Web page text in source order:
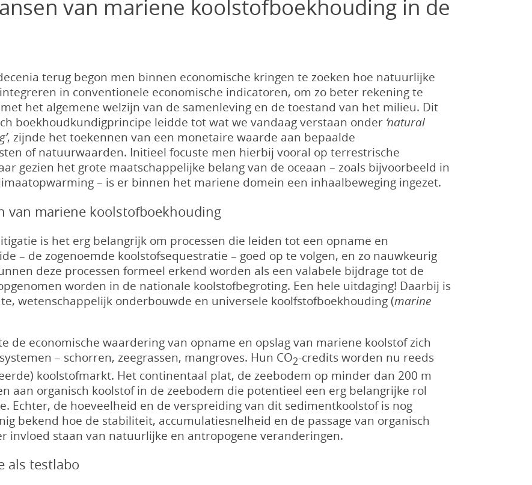
van mariene koolstofboekhouding in de
terug begon men binnen economische kringen te zoeken hoe natuurlijke
in conventionele economische indicatoren, om zo beter rekening te
het algemene welzijn van de samenleving en de toestand van het milieu. Dit
boekhoudkundigprincipe leidde tot wat we vandaag verstaan onder ‘natural
, zijnde het toekennen van een monetaire waarde aan bepaalde
of natuurwaarden. Initieel focuste men hierbij vooral op terrestrische
gezien het grote maatschappelijke belang van de oceaan – zoals bijvoorbeeld in
– is er binnen het mariene domein een inhaalbeweging ingezet.
van mariene koolstofboekhouding
is het erg belangrijk om processen die leiden tot een opname en
– de zogenoemde koolstofsequestratie – goed op te volgen, en zo nauwkeurig
deze processen formeel erkend worden als een valabele bijdrage tot de
worden in de nationale koolstofbegroting. Een hele uitdaging! Daarbij is
wetenschappelijk onderbouwde en universele koolfstofboekhouding (marine
de economische waardering van opname en opslag van mariene koolstof zich
– schorren, zeegrassen, mangroves. Hun CO2-credits worden nu reeds
koolstofmarkt. Het continentaal plat, de zeebodem op minder dan 200 m
aan organisch koolstof in de zeebodem die potentieel een erg belangrijke rol
Echter, de hoeveelheid en de verspreiding van dit sedimentkoolstof is nog
bekend hoe de stabiliteit, accumulatiesnelheid en de passage van organisch
invloed staan van natuurlijke en antropogene veranderingen.
als testlabo